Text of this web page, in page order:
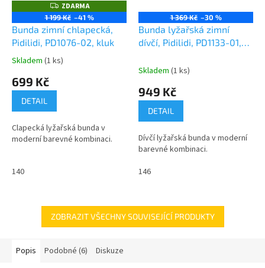
Z
D
A
R
M
A
ZDARMA
1 199 Kč –41 %
Bunda zimní chlapecká,
Pidilidi, PD1076-02, kluk
Průměrné
produktu
5
hvězdiček.
Skladem (1 ks)
699 Kč
DETAIL
Clapecká lyžařská bunda v
moderní barevné kombinaci.
140
1 369 Kč –30 %
Bunda lyžařská zimní
dívčí, Pidilidi, PD1133-01,
Skladem (1 ks)
949 Kč
DETAIL
Dívčí lyžařská bunda v moderní
barevné kombinaci.
146
ZOBRAZIT VŠECHNY SOUVISEJÍCÍ PRODUKTY
Popis Podobné (6) Diskuze